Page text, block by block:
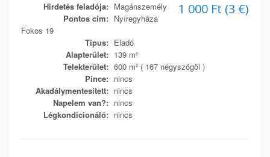
1 000 Ft (3 €)
Hirdetés feladója: Magánszemély
Pontos cím: Nyíregyháza
Fokos 19
Típus: Eladó
Alapterület: 139 m²
Telekterület: 600 m² ( 167 négyszögöl )
Pince: nincs
Akadálymentesített: nincs
Napelem van?: nincs
Légkondicionáló: nincs